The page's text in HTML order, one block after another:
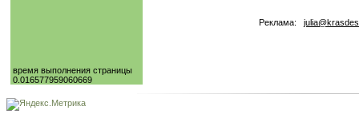
время выполнения страницы
0.016577959060669
Реклама: